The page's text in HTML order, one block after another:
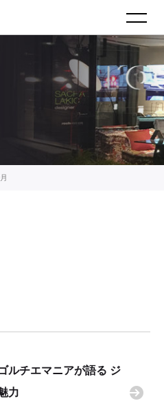
ルチエマニアが語る ジ
力